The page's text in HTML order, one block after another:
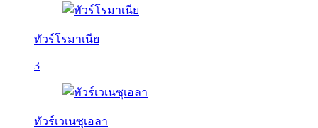
ทัวร์โรมาเนีย
3
ทัวร์เวเนซุเอลา